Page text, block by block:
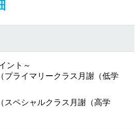
ント～
プライマリークラス月謝（低学
スペシャルクラス月謝（高学